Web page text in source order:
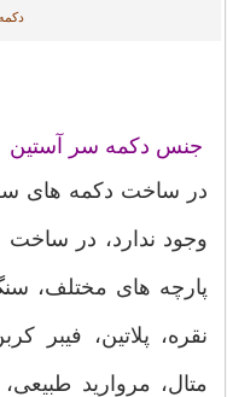
جنس دکمه سر آستین
در ساخت دکمه های
وجود ندارد، در ساخت
پارچه های مختلف،
نقره، پلاتین، فیبر
متال، مروارید